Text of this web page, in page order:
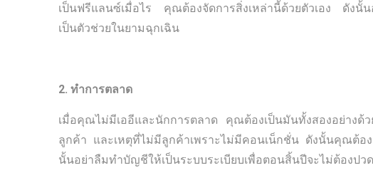
เป็นฟรีแลนซ์เมื่อไร คุณต้องจัดการสิ่งเหล่านี้ด้วยตัวเอง ดังนั้
เป็นตัวช่วยในยามฉุกเฉิน
2. ทำการตลาด
เมื่อคุณไม่มีเออีและนักการตลาด คุณต้องเป็นมันทั้งสองอย่าง
ลูกค้า และเหตุที่ไม่มีลูกค้าเพราะไม่มีคอนเน็กชั่น ดังนั้นคุณต้อ
นั้นอย่าลืมทำบัญชีให้เป็นระบบระเบียบเพื่อตอนสิ้นปีจะไม่ต้องปว